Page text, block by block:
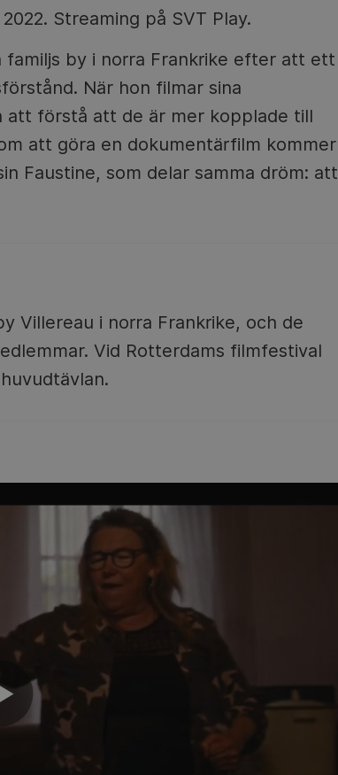
Streaming på SVT Play.
familjs by i norra Frankrike efter att ett
När hon filmar sina
att förstå att de är mer kopplade till
att göra en dokumentärfilm kommer
Faustine, som delar samma dröm: att
Villereau i norra Frankrike, och de
Vid Rotterdams filmfestival